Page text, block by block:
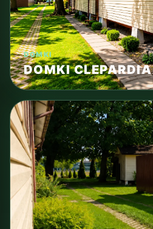
DOMKI
DOMKI CLEPARDIA